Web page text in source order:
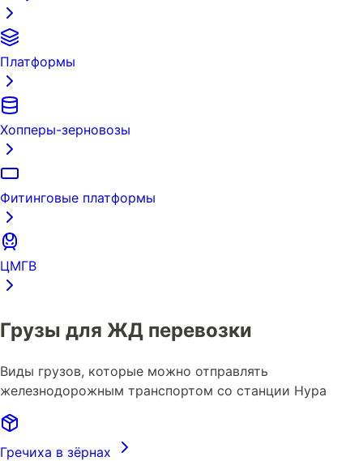
Платформы
Хопперы-зерновозы
Фитинговые платформы
ЦМГВ
Грузы для ЖД перевозки
Виды грузов, которые можно отправлять
железнодорожным транспортом со станции Нура
Гречиха в зёрнах